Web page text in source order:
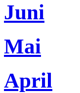
Juni
Mai
April